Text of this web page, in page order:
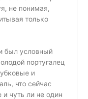
не понимая,
только
был условный
португалец
и
что сейчас
чуть ли не один